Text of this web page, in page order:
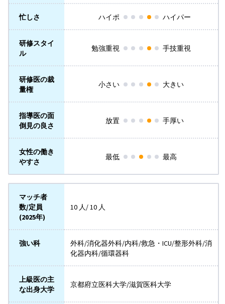
忙しさ ハイポ ハイパー
研修スタイ
ル
勉強重視 手技重視
研修医の裁
量権
小さい 大きい
指導医の面
倒見の良さ
放置 手厚い
女性の働き
やすさ
最低 最高
マッチ者
数/定員
(2025年)
10 人/ 10 人
強い科
外科/消化器外科/内科/救急・ICU/整形外科/消
化器内科/循環器科
上級医の主
な出身大学
京都府立医科大学/滋賀医科大学